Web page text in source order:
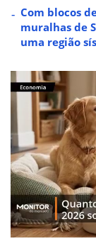
Com blocos
muralhas de
uma região